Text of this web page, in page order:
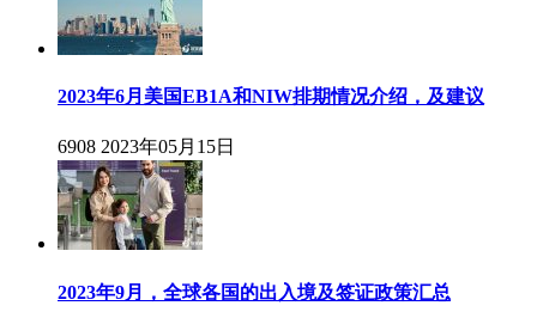
2023年6月美国EB1A和NIW排期情况介绍，及建议
6908 2023年05月15日
2023年9月，全球各国的出入境及签证政策汇总